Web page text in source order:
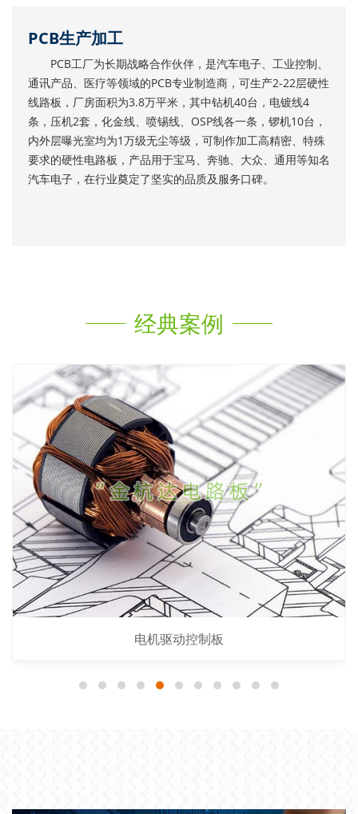
PCB生产加工
PCB工厂为长期战略合作伙伴，是汽车电子、工业控制、
通讯产品、医疗等领域的PCB专业制造商，可生产2-22层硬性
线路板，厂房面积为3.8万平米，其中钻机40台，电镀线4
条，压机2套，化金线、喷锡线、OSP线各一条，锣机10台，
内外层曝光室均为1万级无尘等级，可制作加工高精密、特殊
要求的硬性电路板，产品用于宝马、奔驰、大众、通用等知名
汽车电子，在行业奠定了坚实的品质及服务口碑。
经典案例
电机驱动控制板